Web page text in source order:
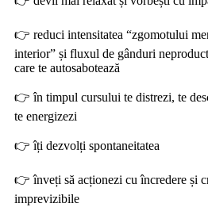
👉 reduci intensitatea “zgomotului
interior” și fluxul de gânduri
care te autosabotează
👉în timpul cursului te distrezi, te
te energizezi
👉îți dezvolți spontaneitatea
👉înveți să acționezi cuîncredere și
imprevizibile